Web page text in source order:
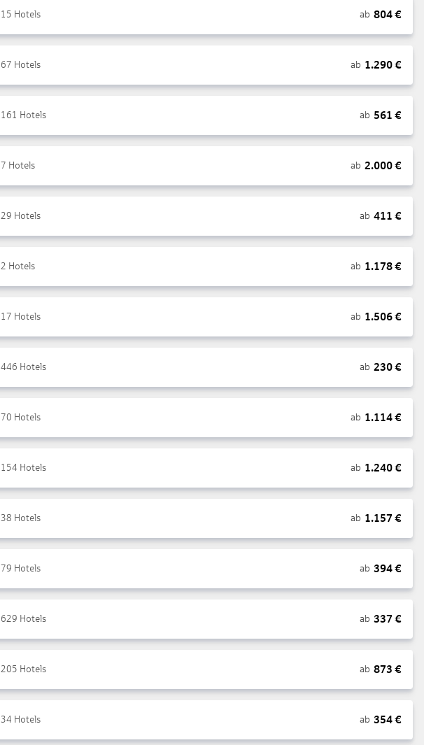
15 Hotels ab 804€
67 Hotels ab 1.290€
161 Hotels ab 561 €
7 Hotels ab 2.000€
29 Hotels ab 411 €
2 Hotels ab 1.178€
17 Hotels ab 1.506€
446 Hotels ab 230€
70 Hotels ab 1.114€
154 Hotels ab 1.240€
38 Hotels ab 1.157 €
79 Hotels ab 394€
629 Hotels ab 337 €
205 Hotels ab 873 €
34 Hotels ab 354€